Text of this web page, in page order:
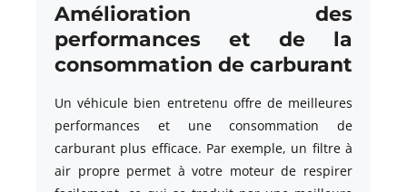
Amélioration des
performances et de la
consommation de carburant
Un véhicule bien entretenu offre de meilleures
performances et une consommation de
carburant plus efficace. Par exemple, un filtre à
air propre permet à votre moteur de respirer